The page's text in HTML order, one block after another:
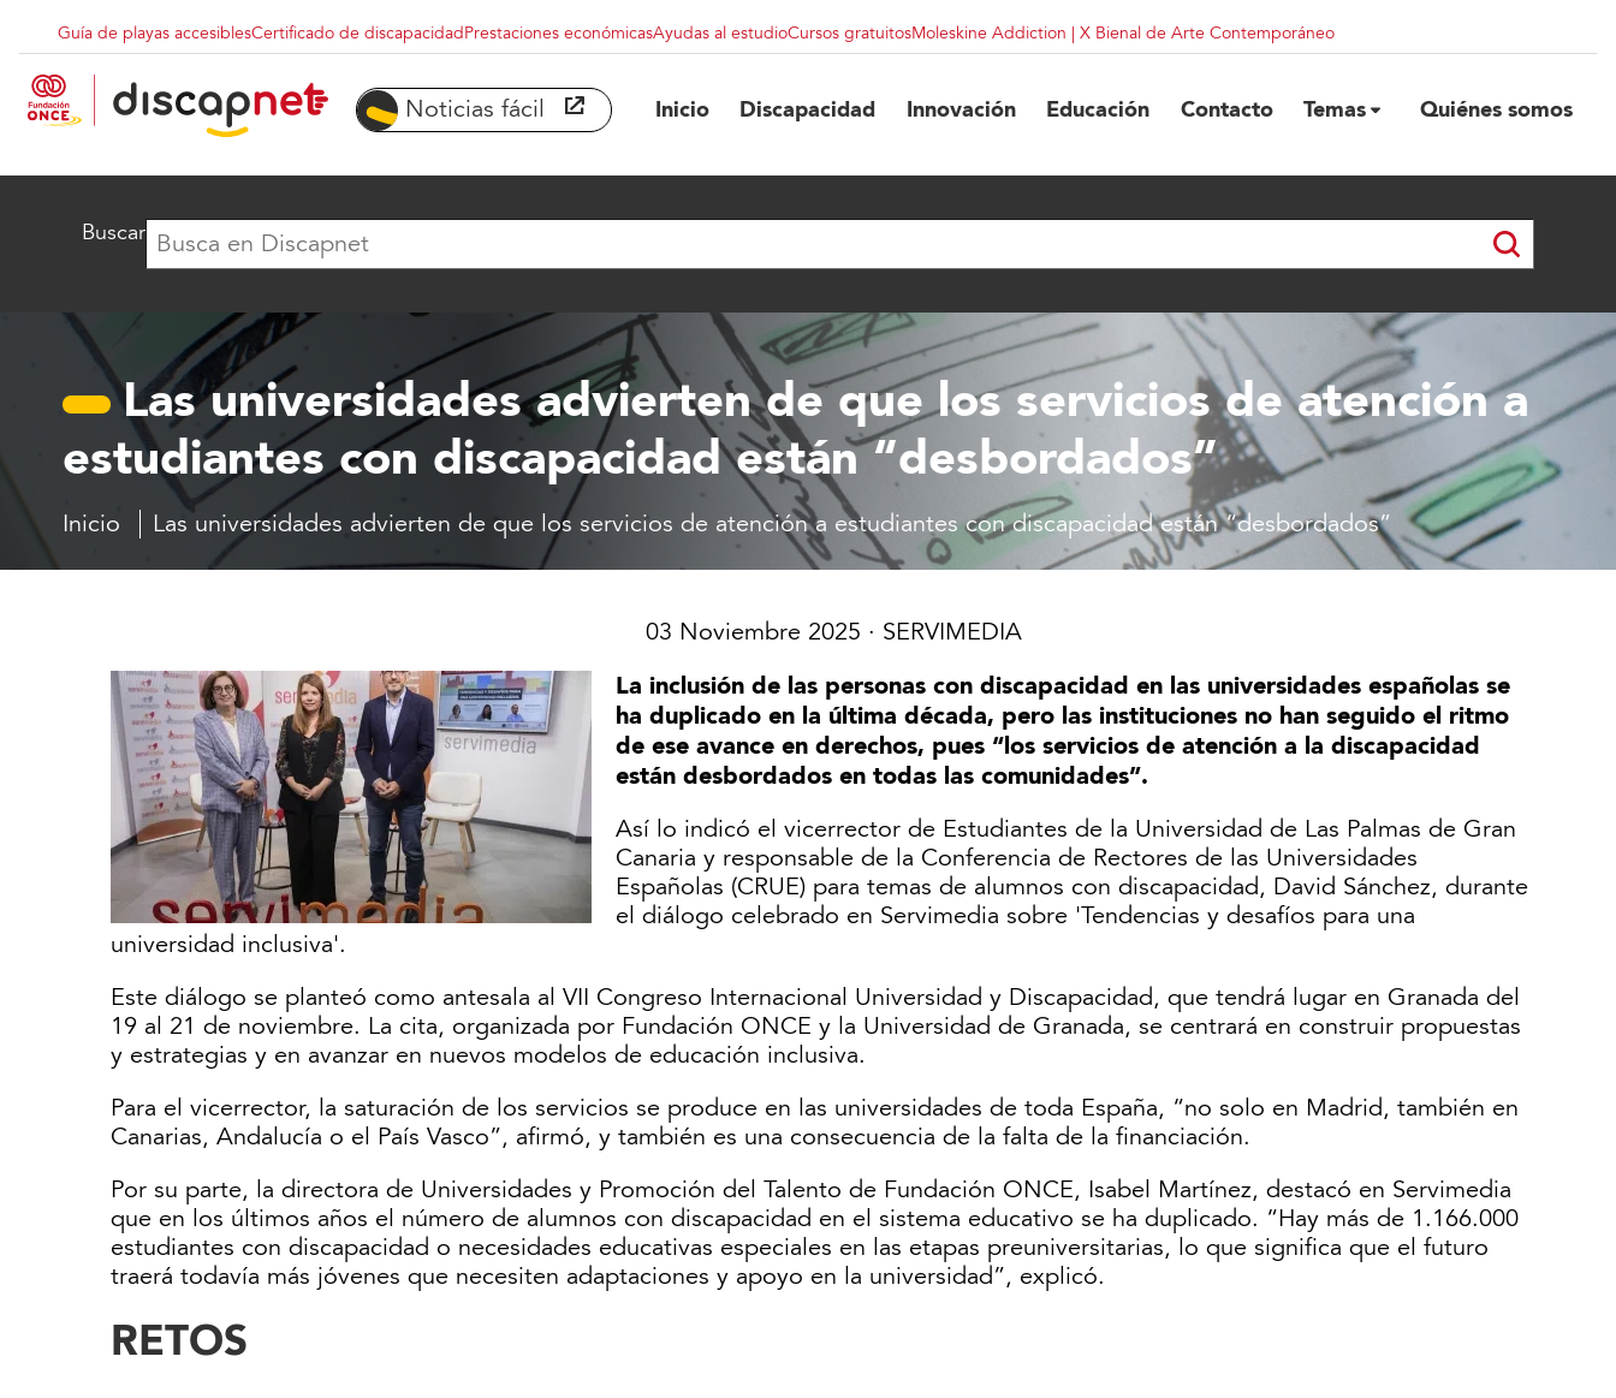
Menu superior destacados
Guía de playas accesiblesCertificado de discapacidadPrestaciones económicasAyudas al estudioCursos gratuitosMoleskine Addiction | X Bienal de Arte Contemporáneo
Noticias fácil abre en ventana nueva
Inicio Discapacidad Innovación Educación Contacto Temas Quiénes somos
Buscar
Las universidades advierten de que los servicios de atención a
estudiantes con discapacidad están “desbordados”
Inicio Las universidades advierten de que los servicios de atención a estudiantes con discapacidad están “desbordados”
03 Noviembre 2025 · SERVIMEDIA
La inclusión de las personas con discapacidad en las universidades españolas se
ha duplicado en la última década, pero las instituciones no han seguido el ritmo
de ese avance en derechos, pues “los servicios de atención a la discapacidad
están desbordados en todas las comunidades”.
Así lo indicó el vicerrector de Estudiantes de la Universidad de Las Palmas de Gran
Canaria y responsable de la Conferencia de Rectores de las Universidades
Españolas (CRUE) para temas de alumnos con discapacidad, David Sánchez, durante
el diálogo celebrado en Servimedia sobre 'Tendencias y desafíos para una
universidad inclusiva'.
Este diálogo se planteó como antesala al VII Congreso Internacional Universidad y Discapacidad, que tendrá lugar en Granada del
19 al 21 de noviembre. La cita, organizada por Fundación ONCE y la Universidad de Granada, se centrará en construir propuestas
y estrategias y en avanzar en nuevos modelos de educación inclusiva.
Para el vicerrector, la saturación de los servicios se produce en las universidades de toda España, “no solo en Madrid, también en
Canarias, Andalucía o el País Vasco”, afirmó, y también es una consecuencia de la falta de la financiación.
Por su parte, la directora de Universidades y Promoción del Talento de Fundación ONCE, Isabel Martínez, destacó en Servimedia
que en los últimos años el número de alumnos con discapacidad en el sistema educativo se ha duplicado. “Hay más de 1.166.000
estudiantes con discapacidad o necesidades educativas especiales en las etapas preuniversitarias, lo que significa que el futuro
traerá todavía más jóvenes que necesiten adaptaciones y apoyo en la universidad”, explicó.
RETOS